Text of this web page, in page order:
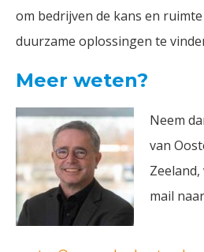
om bedrijven de kans en
duurzame oplossingen te
Meer weten?
Neem
van
mail naar